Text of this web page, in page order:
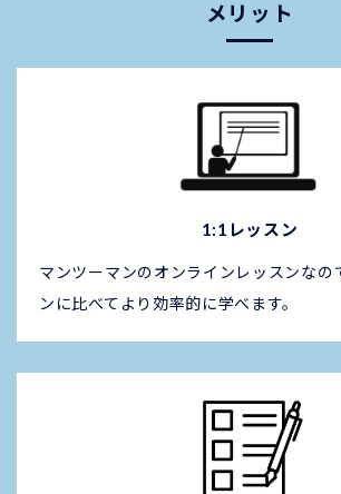
メリット
1:1レッスン
マンツーマンのオンラインレッスンなの
ンに比べてより効率的に学べます。